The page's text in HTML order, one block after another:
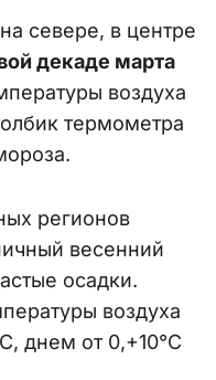
севере, в центре
декаде марта
воздуха
термометра
регионов
весенний
осадки.
воздуха
днем от 0,+10°С